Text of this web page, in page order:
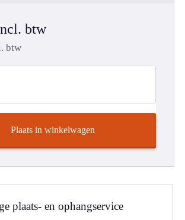
btw
btw
Plaats in winkelwagen
plaats- en ophangservice